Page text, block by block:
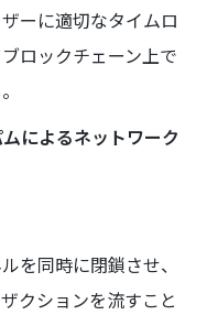
ーに適切なタイムロ
ロックチェーン上で
によるネットワーク
を同時に閉鎖させ、
クションを流すこと